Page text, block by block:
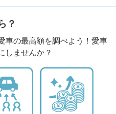
？
車の最高額を調べよう！愛車
しませんか？